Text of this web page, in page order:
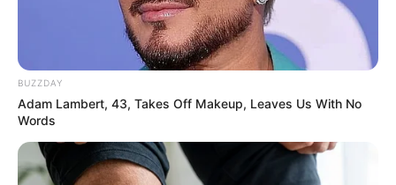
แจกตาราง สีมงคลตามราศี 2569 ประจำ
เดือนมิถุนายน โดย อ.รักษ์ เลขเด็ด
BUZZDAY
Adam Lambert, 43, Takes Off Makeup, Leaves Us With No
Words